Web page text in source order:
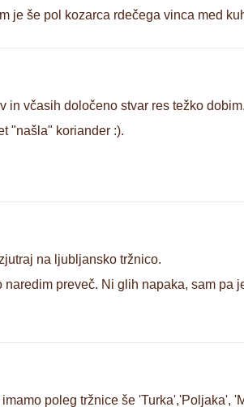
je še pol kozarca rdečega vinca med
in včasih določeno stvar res težko
"našla" koriander :).
na ljubljansko tržnico.
preveč. Ni glih napaka, sam pa
poleg tržnice še 'Turka','Poljaka',